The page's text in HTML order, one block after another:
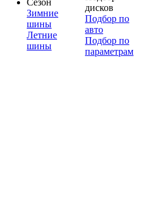
Зимние
шины
Летние
шины
дисков
Подбор по
авто
Подбор по
параметрам